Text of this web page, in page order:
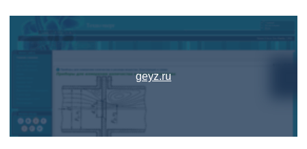
geyz.ru